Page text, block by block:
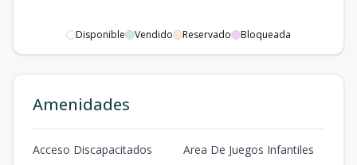
Disponible Vendido Reservado Bloqueada
Amenidades
Acceso Discapacitados
Area De Juegos Infantiles